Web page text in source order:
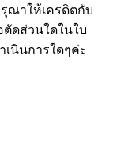
ณาให้เครดิตกับ
ดส่วนใดในใบ
นินการใดๆค่ะ